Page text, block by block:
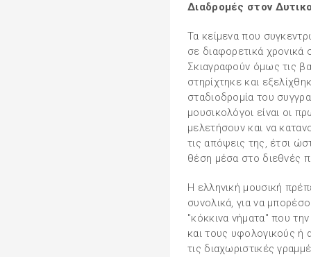
Διαδρομές στον
Τα κείμενα που
σε διαφορετικά χρονικά
Σκιαγραφούν όμως τις
στηρίχτηκε και
σταδιοδρομία του
μουσικολόγοι είναι οι
μελετήσουν και να
τις απόψεις της, έτσι
θέση μέσα στο διεθνές
Η ελληνική μουσική
συνολικά, για να
"κόκκινα νήματα" που
και τους υφολογικούς ή
τις διαχωριστικές